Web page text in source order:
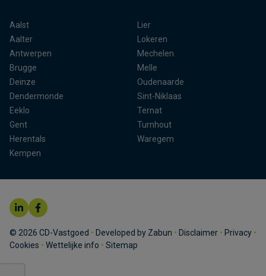
Aalst
Aalter
Antwerpen
Brugge
Deinze
Dendermonde
Eeklo
Gent
Herentals
Kempen
Lier
Lokeren
Mechelen
Melle
Oudenaarde
Sint-Niklaas
Ternat
Turnhout
Waregem
© 2026 CD-Vastgoed • Developed by Zabun • Disclaimer • Privacy •
Cookies • Wettelijke info • Sitemap